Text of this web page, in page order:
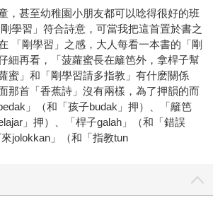
，甚至幼稚園小朋友都可以唸得很好的班
學習」符合詩意，可當我把這首置於書之
「剛學習」之感，大人每看一本書的「剛
細再看，「菠蘿蜜長在籬笆外，拿桿子幫
蜜」和「剛學習請多指教」有什麽關係
那首「香蕉詩」沒有兩樣，為了押韻的而
」（和「孩子budak」押）、「籬笆
」押）、「桿子galah」（和「錯誤
jolokkan」（和「指教tun